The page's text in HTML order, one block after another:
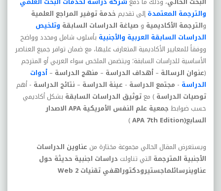
والترجمة المعتمدة إلى تقديم خدمة توفير المراجع العلمية
والترجمة الأكاديمية و صياغة الدراسات السابقة وتلخيص
الدراسات السابقة العربية والأجنبية بأسلوب شامل ومحدد وواضح
ووفقاً للمعايير الأكاديمية المتعارف عليها، مع ضمان توافر جميع العناصر
الأساسية للدراسات السابقة؛ ويتضمن الملخص سواء العربي أو المترجم
(عنوان الرسالة – أهداف الدراسة – منهج الدراسة – أدوات
الدراسة - مجتمع الدراسة - عينة الدراسة – نتائج الدراسة - أهم
توصيات الدراسة ) معتوثيق الدراسات السابقة بشكل أكاديمي
حسب ضوابط جمعية علم النفس الأمريكية APA الاصدار
السابع(APA 7th Edition
)
ويستعرض المقال الحالي مجموعة مختارة من عناوين الدراسات
الأجنبية المترجمة التي تناولت دراسات اجنبية حديثة حول
عناوينرسائلماجستيرودكتوراهفي تقنيات Web 2